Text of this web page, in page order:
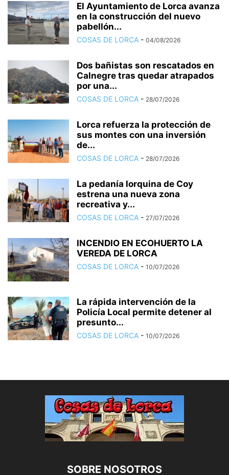
El Ayuntamiento de Lorca avanza
en la construcción del nuevo
pabellón...
COSAS DE LORCA - 04/08/2026
Dos bañistas son rescatados en
Calnegre tras quedar atrapados
por una...
COSAS DE LORCA - 28/07/2026
Lorca refuerza la protección de
sus montes con una inversión
de...
COSAS DE LORCA - 28/07/2026
La pedanía lorquina de Coy
estrena una nueva zona
recreativa y...
COSAS DE LORCA - 27/07/2026
INCENDIO EN ECOHUERTO LA
VEREDA DE LORCA
COSAS DE LORCA - 10/07/2026
La rápida intervención de la
Policía Local permite detener al
presunto...
COSAS DE LORCA - 10/07/2026
SOBRE NOSOTROS